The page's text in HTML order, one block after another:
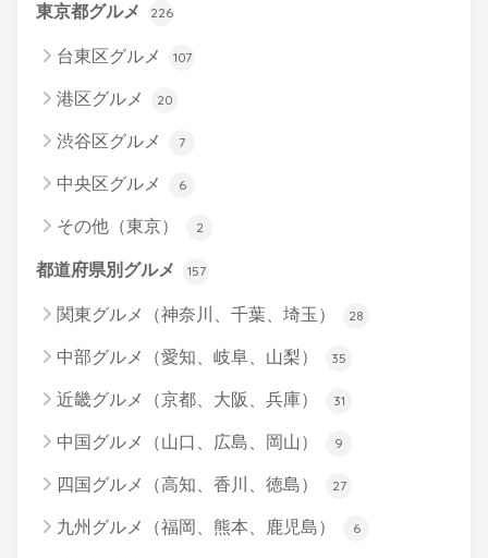
東京都グルメ 226
台東区グルメ 107
港区グルメ 20
渋谷区グルメ 7
中央区グルメ 6
その他（東京） 2
都道府県別グルメ 157
関東グルメ（神奈川、千葉、埼玉） 28
中部グルメ（愛知、岐阜、山梨） 35
近畿グルメ（京都、大阪、兵庫） 31
中国グルメ（山口、広島、岡山） 9
四国グルメ（高知、香川、徳島） 27
九州グルメ（福岡、熊本、鹿児島） 6